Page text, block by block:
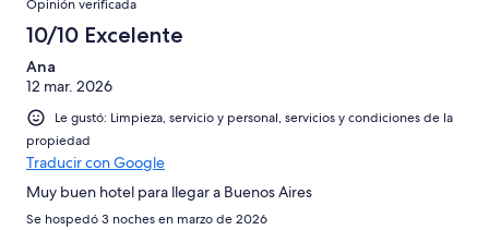
Opinión verificada
10/10 Excelente
Ana
12 mar. 2026
Le gustó: Limpieza, servicio y personal, servicios y condiciones de la
propiedad
Traducir con Google
Muy buen hotel para llegar a Buenos Aires
Se hospedó 3 noches en marzo de 2026